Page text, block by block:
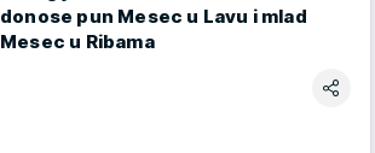
donose pun Mesec u Lavu i mlad
Mesec u Ribama